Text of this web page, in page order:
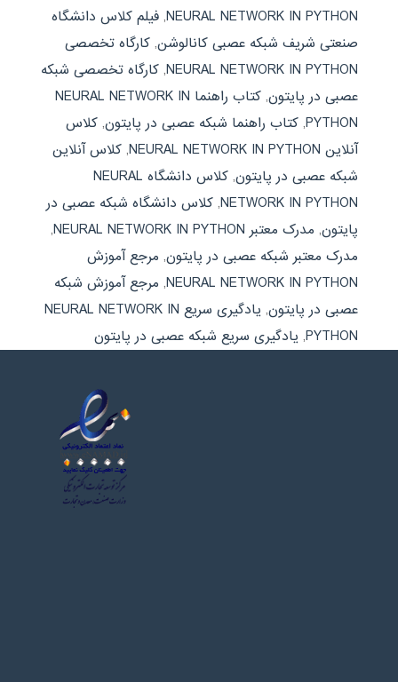
NEURAL NETWORK IN PYTHON
, فیلم کلاس دانشگاه
صنعتی شریف شبکه عصبی کانالوشن, کارگاه تخصصی
NEURAL NETWORK IN PYTHON
, کارگاه تخصصی شبکه
عصبی در پایتون,
کتاب راهنما NEURAL NETWORK IN
PYTHON
, کتاب راهنما شبکه عصبی در پایتون, کلاس
آنلاین NEURAL NETWORK IN PYTHON
, کلاس آنلاین
شبکه عصبی در پایتون,
کلاس دانشگاه NEURAL
NETWORK IN PYTHON
, کلاس دانشگاه شبکه عصبی در
پایتون, مدرک معتبر NEURAL NETWORK IN PYTHON
,
مدرک معتبر شبکه عصبی در پایتون, مرجع آموزش
NEURAL NETWORK IN PYTHON
, مرجع آموزش شبکه
عصبی در پایتون,
یادگیری سریع NEURAL NETWORK IN
PYTHON
, یادگیری سریع شبکه عصبی در پایتون